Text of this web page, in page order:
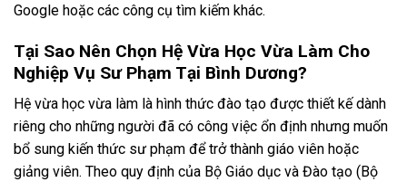
Google hoặc các công cụ tìm kiếm khác.
Tại Sao Nên Chọn Hệ Vừa Học Vừa Làm Cho
Nghiệp Vụ Sư Phạm Tại Bình Dương?
Hệ vừa học vừa làm là hình thức đào tạo được thiết kế dành
riêng cho những người đã có công việc ổn định nhưng muốn
bổ sung kiến thức sư phạm để trở thành giáo viên hoặc
giảng viên. Theo quy định của Bộ Giáo dục và Đào tạo (Bộ